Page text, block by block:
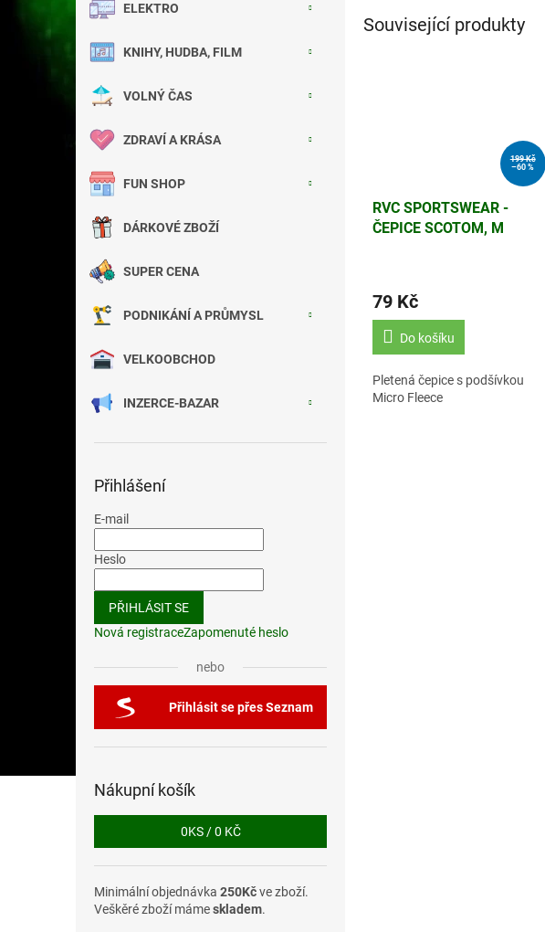
ELEKTRO
KNIHY, HUDBA, FILM
VOLNÝ ČAS
ZDRAVÍ A KRÁSA
FUN SHOP
DÁRKOVÉ ZBOŽÍ
SUPER CENA
PODNIKÁNÍ A PRŮMYSL
VELKOOBCHOD
INZERCE-BAZAR
Přihlášení
E-mail
Heslo
PŘIHLÁSIT SE
Nová registraceZapomenuté heslo
nebo
Přihlásit se přes Seznam
Nákupní košík
0KS /0 KČ
Minimální objednávka 250Kčve zboží.
Veškěré zboží mámeskladem.
Související produkty
199 Kč
–60 %
RVC SPORTSWEAR -
ČEPICE SCOTOM, M
79 Kč
Do košíku
Pletená čepice s podšívkou
Micro Fleece